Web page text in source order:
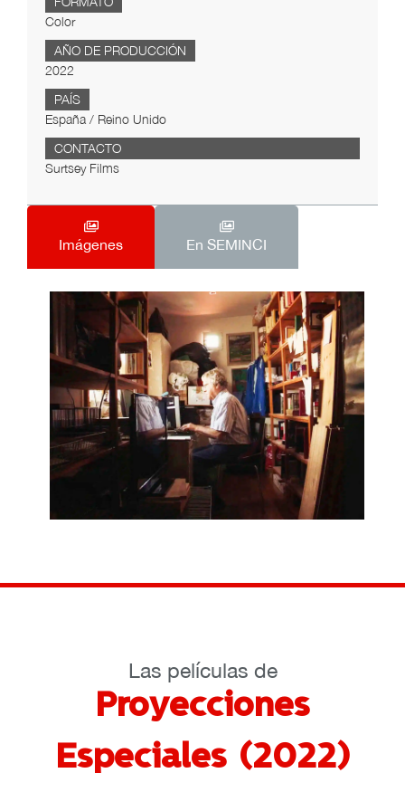
Color
AÑO DE PRODUCCIÓN
2022
PAÍS
España / Reino Unido
CONTACTO
Surtsey Films
Imágenes En SEMINCI
Las películas de
Proyecciones
Especiales (2022)